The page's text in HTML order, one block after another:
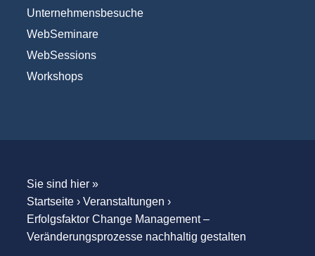
Unternehmensbesuche
WebSeminare
WebSessions
Workshops
Sie sind hier »
Startseite› Veranstaltungen ›
Erfolgsfaktor Change Management –
Veränderungsprozesse nachhaltig gestalten